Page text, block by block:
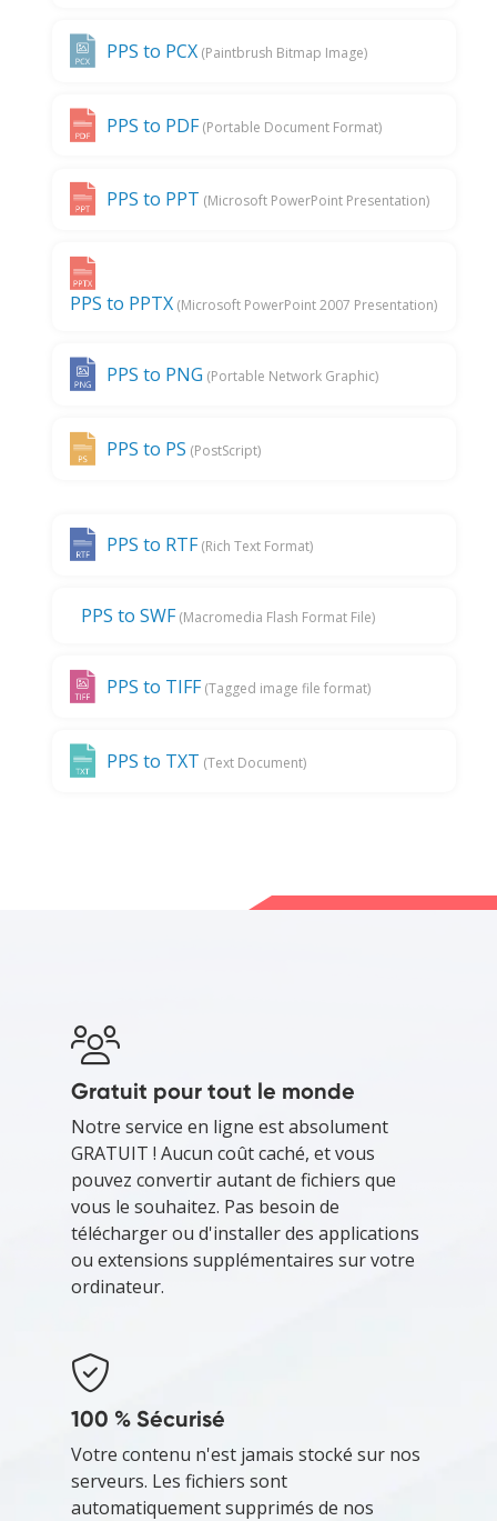
PPS to PCX (Paintbrush Bitmap Image)
PPS to PDF (Portable Document Format)
PPS to PPT (Microsoft PowerPoint Presentation)
PPS to PPTX (Microsoft PowerPoint 2007 Presentation)
PPS to PNG (Portable Network Graphic)
PPS to PS (PostScript)
PPS to RTF (Rich Text Format)
PPS to SWF (Macromedia Flash Format File)
PPS to TIFF (Tagged image file format)
PPS to TXT (Text Document)
Gratuit pour tout le monde
Notre service en ligne est absolument
GRATUIT ! Aucun coût caché, et vous
pouvez convertir autant de fichiers que
vous le souhaitez. Pas besoin de
télécharger ou d'installer des applications
ou extensions supplémentaires sur votre
ordinateur.
100 % Sécurisé
Votre contenu n'est jamais stocké sur nos
serveurs. Les fichiers sont
automatiquement supprimés de nos